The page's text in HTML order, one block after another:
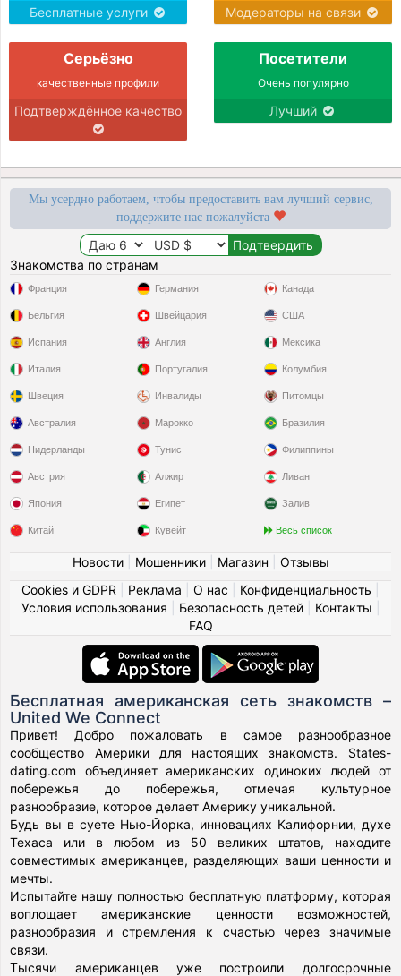
Бесплатные услуги Модераторы на связи
Серьёзно
качественные профили
Подтверждённое качество
Посетители
Очень популярно
Лучший
Мы усердно работаем, чтобы предоставить вам лучший сервис,
поддержите нас пожалуйста
Знакомства по странам
Франция
Бельгия
Испания
Италия
Швеция
Германия
Швейцария
Англия
Португалия
Инвалиды
Канада
США
Мексика
Колумбия
Питомцы
Австралия
Нидерланды
Австрия
Япония
Китай
Марокко
Тунис
Алжир
Египет
Кувейт
Бразилия
Филиппины
Ливан
Залив
Весь список
Новости| Мошенники| Магазин
Отзывы
Cookies и GDPR
Реклама О нас Конфиденциальность
Условия использования
Безопасность детей| Контакты
FAQ
Бесплатная американская сеть знакомств –
United We Connect
Привет! Добро пожаловать в самое разнообразное
сообщество Америки для настоящих знакомств. States-
dating.com объединяет американских одиноких людей от
побережья до побережья, отмечая культурное
разнообразие, которое делает Америку уникальной.
Будь вы в суете Нью-Йорка, инновациях Калифорнии, духе
Техаса или в любом из 50 великих штатов, находите
совместимых американцев, разделяющих ваши ценности и
мечты.
Испытайте нашу полностью бесплатную платформу, которая
воплощает американские ценности возможностей,
разнообразия и стремления к счастью через значимые
связи.
Тысячи американцев уже построили долгосрочные